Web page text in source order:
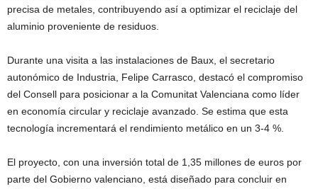
precisa de metales, contribuyendo así a optimizar el reciclaje del
aluminio proveniente de residuos.
Durante una visita a las instalaciones de Baux, el secretario
autonómico de Industria, Felipe Carrasco, destacó el compromiso
del Consell para posicionar a la Comunitat Valenciana como líder
en economía circular y reciclaje avanzado. Se estima que esta
tecnología incrementará el rendimiento metálico en un 3-4 %.
El proyecto, con una inversión total de 1,35 millones de euros por
parte del Gobierno valenciano, está diseñado para concluir en